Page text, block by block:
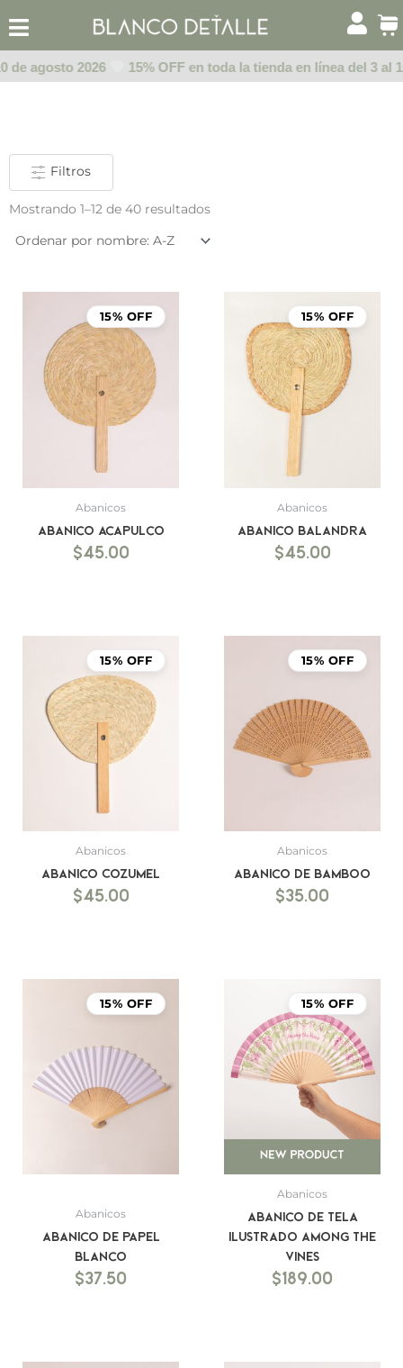
al
contenido
de agosto 2026 15% OFF en toda la tienda en línea del 3 al
Filtros
Mostrando 1–12 de 40 resultados
15% OFF
Abanicos
Abanico Acapulco
$45.00
15% OFF
Abanicos
Abanico Balandra
$45.00
15% OFF
Abanicos
Abanico Cozumel
$45.00
15% OFF
Abanicos
Abanico de bamboo
$35.00
15% OFF
Abanicos
Abanico de Papel
blanco
$37.50
15% OFF
Abanicos
Abanico de Tela
Ilustrado Among the
Vines
$189.00